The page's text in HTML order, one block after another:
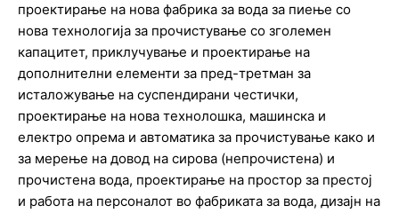
проектирање на нова фабрика за вода за пиење со
нова технологија за прочистување со зголемен
капацитет, приклучување и проектирање на
дополнителни елементи за пред-третман за
исталожување на суспендирани честички,
проектирање на нова технолошка, машинска и
електро опрема и автоматика за прочистување како и
за мерење на довод на сирова (непрочистена) и
прочистена вода, проектирање на простор за престој
и работа на персоналот во фабриката за вода, дизајн на